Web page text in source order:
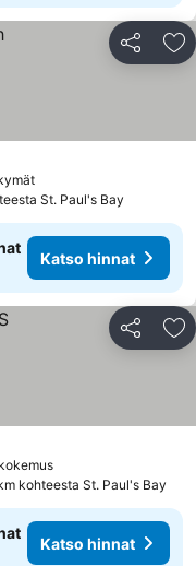
Jaa
St. Paul's Bay
Katso hinnat
Jaa
kohteesta St. Paul's Bay
Katso hinnat